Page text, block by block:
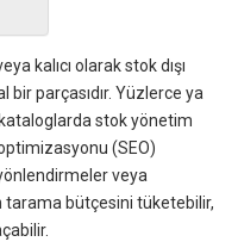
kalıcı olarak stok dışı
bir parçasıdır. Yüzlerce ya
stok yönetim
(SEO)
veya
tarama bütçesini tüketebilir,